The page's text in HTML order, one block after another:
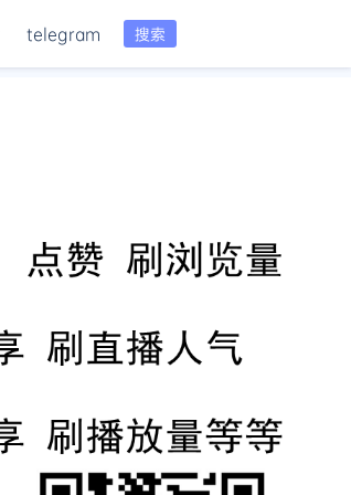
搜索
telegram